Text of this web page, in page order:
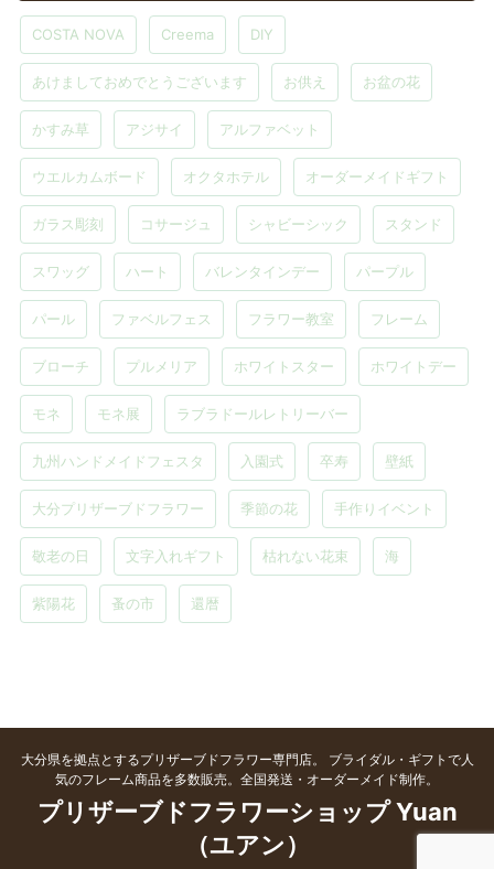
COSTA NOVA Creema DIY
あけましておめでとうございます お供え お盆の花
かすみ草 アジサイ アルファベット
ウエルカムボード オクタホテル オーダーメイドギフト
ガラス彫刻 コサージュ シャビーシック スタンド
スワッグ ハート バレンタインデー パープル
パール ファベルフェス フラワー教室 フレーム
ブローチ プルメリア ホワイトスター ホワイトデー
モネ モネ展 ラブラドールレトリーバー
九州ハンドメイドフェスタ 入園式 卒寿 壁紙
大分プリザーブドフラワー 季節の花 手作りイベント
敬老の日 文字入れギフト 枯れない花束 海
紫陽花 蚤の市 還暦
大分県を拠点とするプリザーブドフラワー専門店。 ブライダル・ギフトで人
気のフレーム商品を多数販売。全国発送・オーダーメイド制作。
プリザーブドフラワーショップ Yuan
（ユアン）